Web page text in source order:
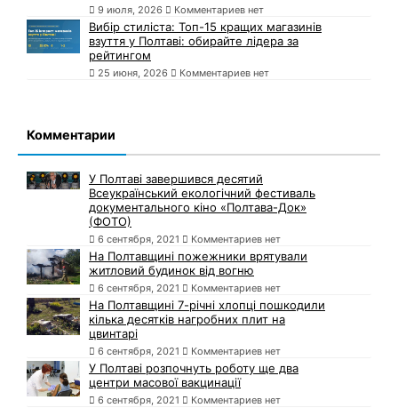
9 июля, 2026 Комментариев нет
Вибір стиліста: Топ-15 кращих магазинів
взуття у Полтаві: обирайте лідера за
рейтингом
25 июня, 2026 Комментариев нет
Комментарии
У Полтаві завершився десятий
Всеукраїнський екологічний фестиваль
документального кіно «Полтава-Док»
(ФОТО)
6 сентября, 2021 Комментариев нет
На Полтавщині пожежники врятували
житловий будинок від вогню
6 сентября, 2021 Комментариев нет
На Полтавщині 7-річні хлопці пошкодили
кілька десятків нагробних плит на
цвинтарі
6 сентября, 2021 Комментариев нет
У Полтаві розпочнуть роботу ще два
центри масової вакцинації
6 сентября, 2021 Комментариев нет